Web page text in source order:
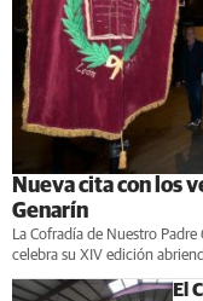
Nueva cita con los
Genarín
La Cofradía de Nuestro
celebra su XIV edición
El